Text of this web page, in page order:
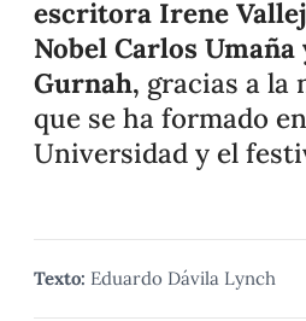
escritora Irene
Nobel Carlos
Gurnah, gracias a la
que se ha formado
Universidad y el
Texto: Eduardo Dávila Lynch